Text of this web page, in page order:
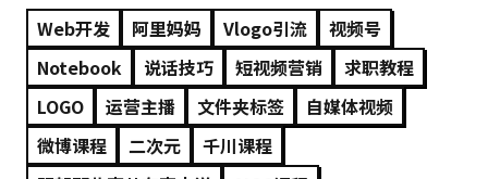
Web开发 阿里妈妈 Vlogo引流
视频号
Notebook
说话技巧 短视频营销
求职教程
LOGO
运营主播 文件夹标签
自媒体视频
微博课程
二次元
千川课程